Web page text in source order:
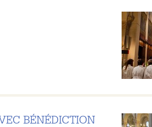
BÉNÉDICTION